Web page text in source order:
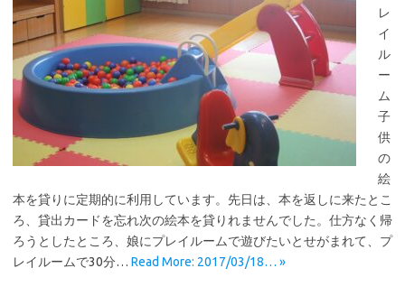
レ
イ
ル
ー
ム
子
供
の
絵
本を貸りに定期的に利用しています。先日は、本を返しに来たとこ
ろ、貸出カードを忘れ次の絵本を貸りれませんでした。仕方なく帰
ろうとしたところ、娘にプレイルームで遊びたいとせがまれて、プ
レイルームで30分… Read More: 2017/03/18… »